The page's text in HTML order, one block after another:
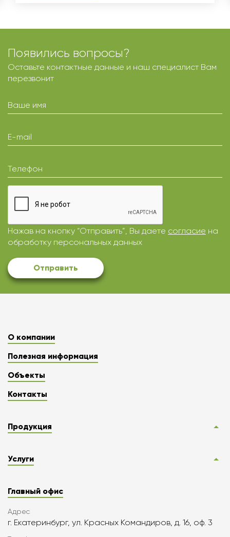
Появились вопросы?
Оставьте контактные данные и наш специалист Вам
перезвонит
Ваше имя
E-mail
Телефон
Нажав на кнопку “Отправить”, Вы даете согласие на
обработку персональных данных
Отправить
О компании
Полезная информация
Объекты
Контакты
Продукция
Услуги
Главный офис
Адрес
г. Екатеринбург, ул. Красных Командиров, д. 16, оф. 3